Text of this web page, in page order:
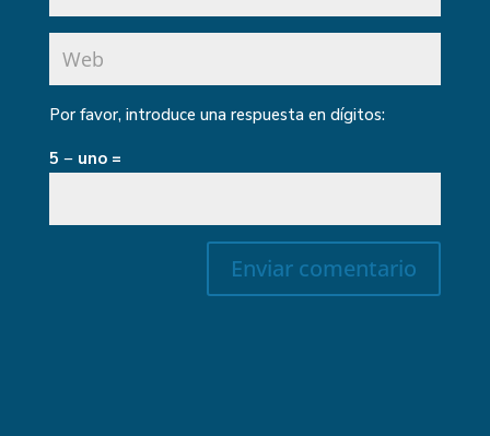
Por favor, introduce una respuesta en dígitos:
5 − uno =